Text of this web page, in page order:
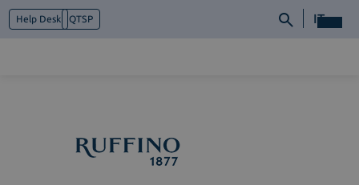
Help Desk QTSP IT
Cosa facciamo
Piattaforme